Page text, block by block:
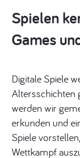
Spielen
Games
Digitale Spiele
Altersschichten
werden wir
erkunden und
Spiele
Wettkampf